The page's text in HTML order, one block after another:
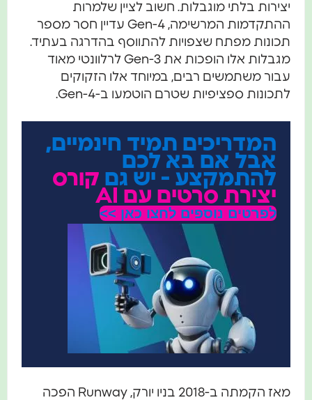
יצירות בלתי מוגבלות. חשוב לציין שלמרות
ההתקדמות המרשימה, Gen-4 עדיין חסר מספר
תכונות מפתח שצפויות להתווסף בהדרגה בעתיד.
מגבלות אלו הופכות את Gen-3 לרלוונטי מאוד
עבור משתמשים רבים, במיוחד אלו הזקוקים
לתכונות ספציפיות שטרם הוטמעו ב-Gen-4.
המדריכים תמיד חינמיים,
אבל אם בא לכם
להתמקצע - יש גםקורס
יצירת סרטים עם AI
לפרטים נוספים לחצו כאן >>
מאז הקמתה ב-2018 בניו יורק, Runway הפכה